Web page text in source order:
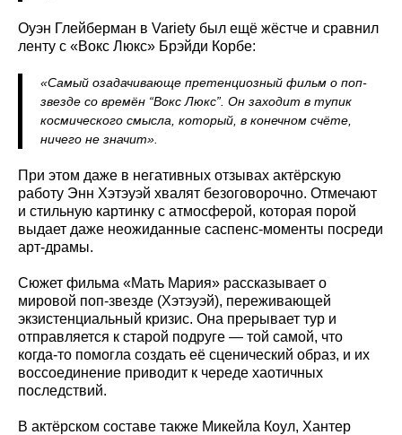
Оуэн Глейберман в Variety был ещё жёстче и сравнил
ленту с «Вокс Люкс» Брэйди Корбе:
«Самый озадачивающе претенциозный фильм о поп-
звезде со времён “Вокс Люкс”. Он заходит в тупик
космического смысла, который, в конечном счёте,
ничего не значит».
При этом даже в негативных отзывах актёрскую
работу Энн Хэтэуэй хвалят безоговорочно. Отмечают
и стильную картинку с атмосферой, которая порой
выдает даже неожиданные саспенс-моменты посреди
арт-драмы.
Сюжет фильма «Мать Мария» рассказывает о
мировой поп-звезде (Хэтэуэй), переживающей
экзистенциальный кризис. Она прерывает тур и
отправляется к старой подруге — той самой, что
когда-то помогла создать её сценический образ, и их
воссоединение приводит к череде хаотичных
последствий.
В актёрском составе также Микейла Коул, Хантер